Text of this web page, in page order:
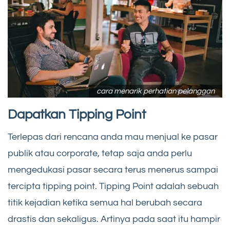
cara menarik perhatian pelanggan
Dapatkan Tipping Point
Terlepas dari rencana anda mau menjual ke pasar
publik atau corporate, tetap saja anda perlu
mengedukasi pasar secara terus menerus sampai
tercipta tipping point. Tipping Point adalah sebuah
titik kejadian ketika semua hal berubah secara
drastis dan sekaligus. Artinya pada saat itu hampir